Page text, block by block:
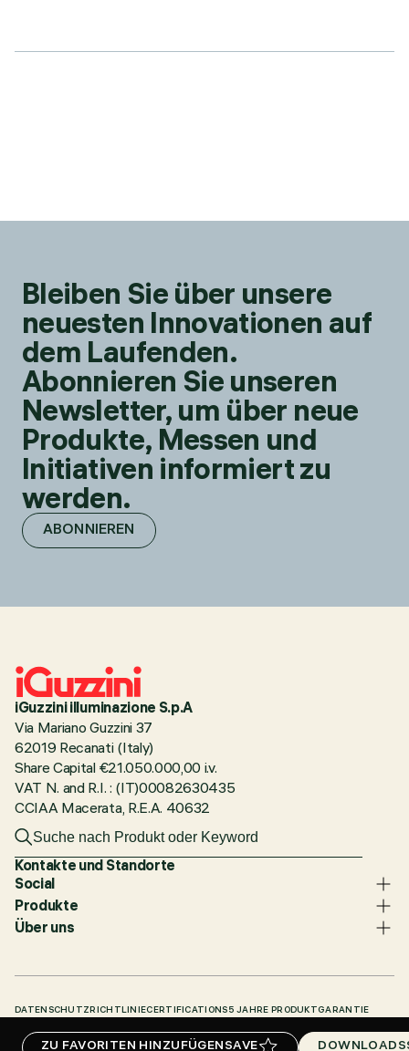
ZU FAVORITEN HINZUFÜGEN SAVE DOWNLOADS
Bleiben Sie über unsere
neuesten Innovationen auf
dem Laufenden.
Abonnieren Sie unseren
Newsletter, um über neue
Produkte, Messen und
Initiativen informiert zu
werden.
ABONNIEREN
iGuzzini illuminazione S.p.A
Via Mariano Guzzini 37
62019 Recanati (Italy)
Share Capital €21.050.000,00 i.v.
VAT N. and R.I. : (IT)00082630435
CCIAA Macerata, R.E.A. 40632
Kontakte und Standorte
Social
Produkte
Über uns
DATENSCHUTZRICHTLINIECERTIFICATIONS 5 JAHRE PRODUKTGARANTIE
UNSERE CODES KNOWLEDGE BASE (LOGIN REQUIRED) DOWNLOADS